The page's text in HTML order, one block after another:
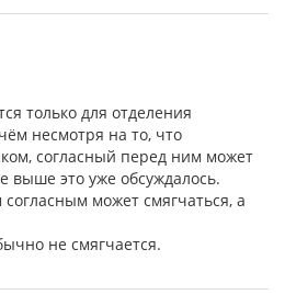
только для отделения
несмотря на то, что
согласный перед ним может
выше это уже обсуждалось.
может смягчаться, а
не смягчается.